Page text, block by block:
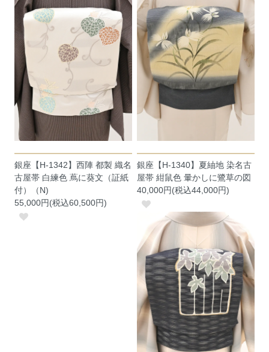
銀座【H-1342】西陣 都製 織名
古屋帯 白練色 蔦に葵文（証紙
付）（N)
55,000円(税込60,500円)
銀座【H-1340】夏紬地 染名古
屋帯 紺鼠色 暈かしに鷺草の図
40,000円(税込44,000円)